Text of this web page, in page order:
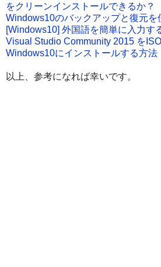
をクリーンインストールできるか？
Windows10のバックアップと復元を
[Windows10] 外国語を簡単に入力す
Visual Studio Community 2015 を
Windows10にインストールする方法
以上、参考になれば幸いです。